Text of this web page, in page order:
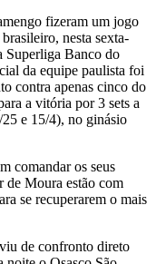
fizeram um jogo
nesta sexta-
Superliga Banco do
da equipe paulista foi
contra apenas cinco do
a vitória por 3 sets a
e 15/4), no ginásio
comandar os seus
de Moura estão com
se recuperarem o mais
de confronto direto